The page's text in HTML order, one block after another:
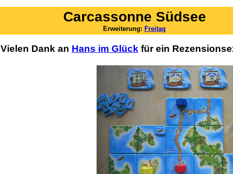
Carcassonne Südsee
Erweiterung: Freitag
Vielen Dank an Hans im Glück für ein